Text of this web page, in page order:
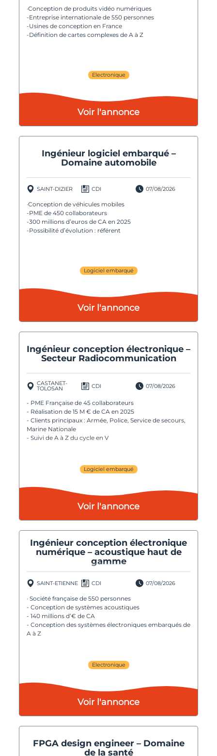
·Conception de produits vidéo numériques
-Entreprise internationale de 550 personnes
-Usines de conception en France
-Définition de cartes complexes de A à Z
Electronique
Voir l'annonce
Ingénieur logiciel embarqué –
Domaine automobile
SAINT-DIZIER CDI 07/08/2026
·Conception de véhicules mobiles
-PME de 450 collaborateurs
-300 millions d’euros de CA en 2025
-Possibilité d’évolution : référent
Logiciel embarqué
Voir l'annonce
Ingénieur conception électronique –
Secteur Radiocommunication
CASTANET-
TOLOSAN CDI 07/08/2026
- PME Française de 45 collaborateurs
- Réalisation de 15 M € de CA en 2025
- Clients principaux : Armée, Police, Service de secours,
Marine Nationale
- Suivi de A à Z du cycle en V
Logiciel embarqué
Voir l'annonce
Ingénieur conception électronique
numérique – acoustique haut de
gamme
SAINT-ETIENNE CDI 07/08/2026
· Société française de 550 personnes
- Conception de systèmes acoustiques
- 140 millions d’€ de CA
- Conception des systèmes électroniques embarqués de
A à Z
Electronique
Voir l'annonce
FPGA design engineer – Domaine
de la santé